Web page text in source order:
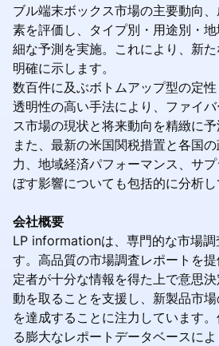
ブル端末ボックス市場の主要動向
素を評価し、タイプ別・用途別・
細な予測を実施。これにより、新
明確に示します。
数百件に及ぶボトムアップ型の定
透明性の高い手法により、ファイ
ス市場の現状と将来動向を精緻に予
また、最新の米国関税措置と各国
力、地域経済パフォーマンス、サ
ぼす影響についても包括的に分析し
会社概要
LP informationは、専門的な市場
す。高品質の市場調査レポートを
定者が十分な情報を得た上で意思
動を取ることを支援し、新製品市
を達成することに注力しています
る膨大なレポートデータベースに